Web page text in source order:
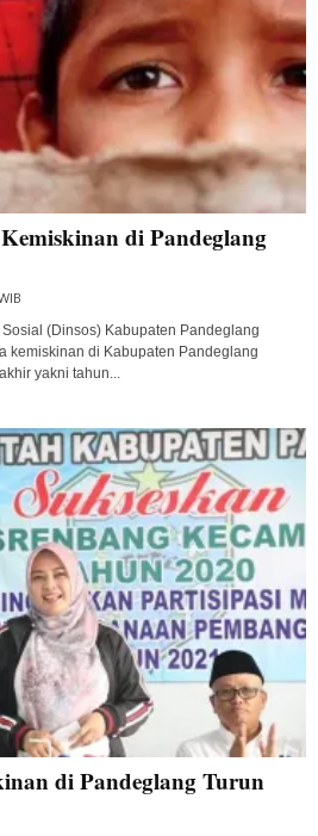
di Pandeglang
(Dinsos) Kabupaten Pandeglang
kemiskinan di Kabupaten Pandeglang
yakni tahun...
di Pandeglang Turun